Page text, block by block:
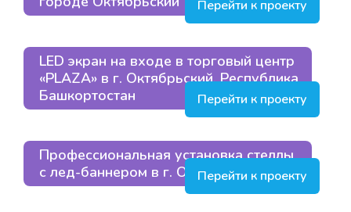
Перейти к проекту
LED экран на входе в торговый центр
«PLAZA» в г. Октябрьский, Республика
Башкортостан
Перейти к проекту
Профессиональная установка стеллы
с лед-баннером в г. Октябрьский
Перейти к проекту